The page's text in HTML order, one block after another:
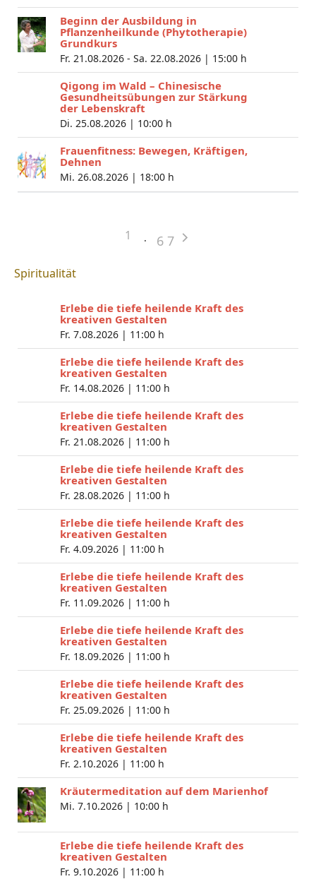
Beginn der Ausbildung in
Pflanzenheilkunde (Phytotherapie)
Grundkurs
Fr. 21.08.2026 - Sa. 22.08.2026 | 15:00 h
Qigong im Wald – Chinesische
Gesundheitsübungen zur Stärkung
der Lebenskraft
Di. 25.08.2026 | 10:00 h
Frauenfitness: Bewegen, Kräftigen,
Dehnen
Mi. 26.08.2026 | 18:00 h
1 6 7
Spiritualität
Erlebe die tiefe heilende Kraft des
kreativen Gestalten
Fr. 7.08.2026 | 11:00 h
Erlebe die tiefe heilende Kraft des
kreativen Gestalten
Fr. 14.08.2026 | 11:00 h
Erlebe die tiefe heilende Kraft des
kreativen Gestalten
Fr. 21.08.2026 | 11:00 h
Erlebe die tiefe heilende Kraft des
kreativen Gestalten
Fr. 28.08.2026 | 11:00 h
Erlebe die tiefe heilende Kraft des
kreativen Gestalten
Fr. 4.09.2026 | 11:00 h
Erlebe die tiefe heilende Kraft des
kreativen Gestalten
Fr. 11.09.2026 | 11:00 h
Erlebe die tiefe heilende Kraft des
kreativen Gestalten
Fr. 18.09.2026 | 11:00 h
Erlebe die tiefe heilende Kraft des
kreativen Gestalten
Fr. 25.09.2026 | 11:00 h
Erlebe die tiefe heilende Kraft des
kreativen Gestalten
Fr. 2.10.2026 | 11:00 h
Kräutermeditation auf dem Marienhof
Mi. 7.10.2026 | 10:00 h
Erlebe die tiefe heilende Kraft des
kreativen Gestalten
Fr. 9.10.2026 | 11:00 h